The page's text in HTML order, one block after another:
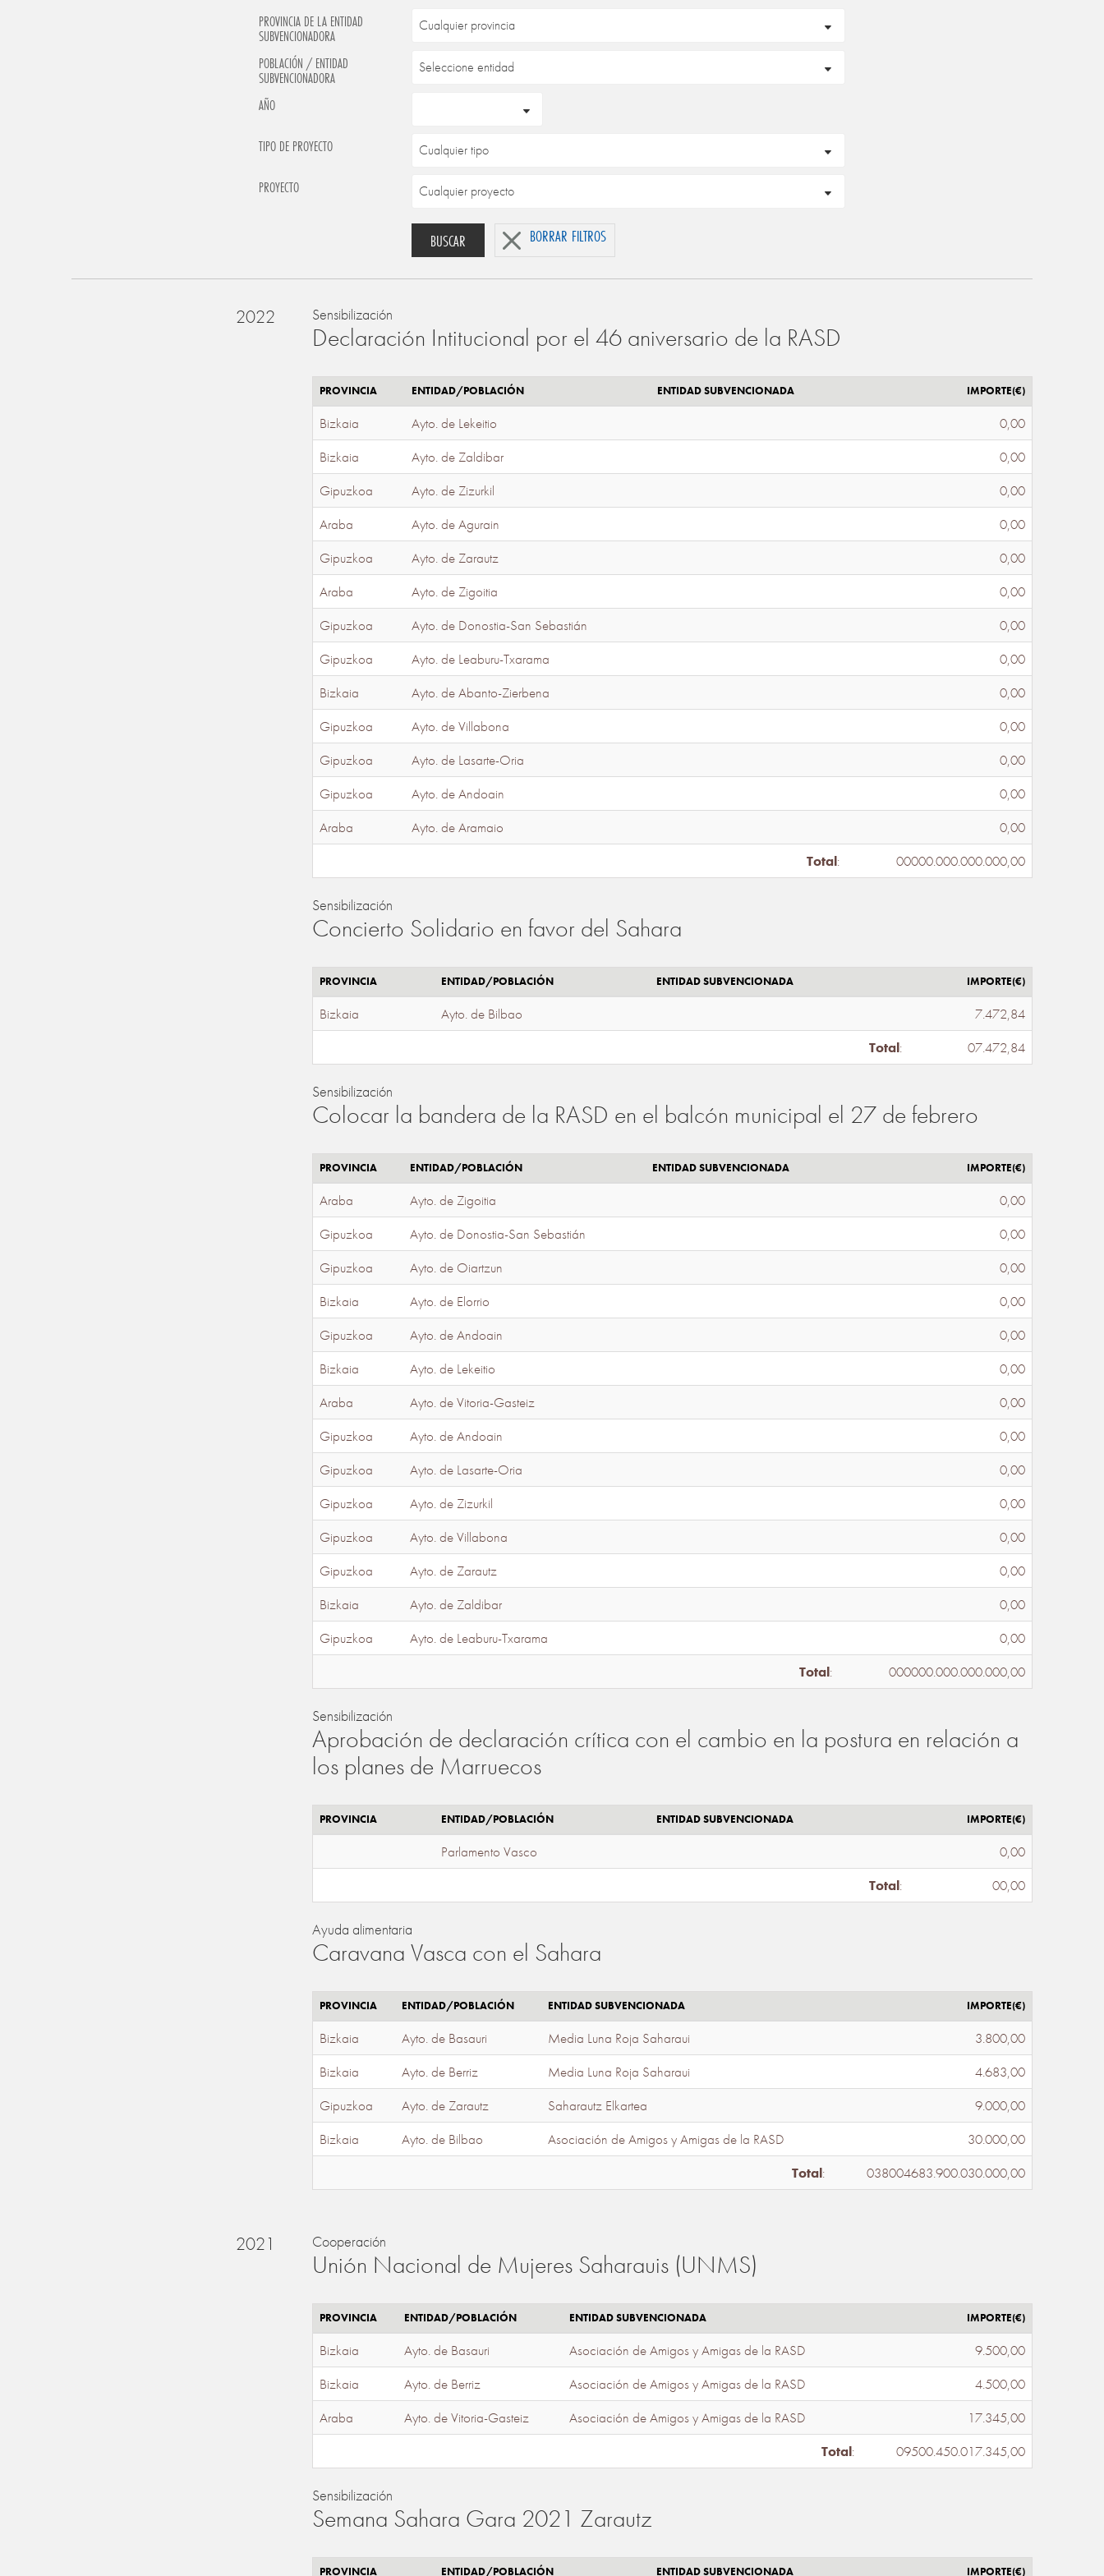
PROVINCIA DE LA ENTIDAD
SUBVENCIONADORA
POBLACIÓN / ENTIDAD
SUBVENCIONADORA
AÑO
TIPO DE PROYECTO
PROYECTO
BUSCAR BORRAR FILTROS
2022 Sensibilización
Declaración Intitucional por el 46 aniversario de la RASD
PROVINCIA ENTIDAD/POBLACIÓN ENTIDAD SUBVENCIONADA IMPORTE(€)
Bizkaia Ayto. de Lekeitio
0,00
Bizkaia
Ayto. de Zaldibar
0,00
Gipuzkoa
Ayto. de Zizurkil
0,00
Araba
Ayto. de Agurain
0,00
Gipuzkoa
Ayto. de Zarautz
0,00
Araba
Ayto. de Zigoitia
0,00
Gipuzkoa
Ayto. de Donostia-San Sebastián
0,00
Gipuzkoa
Ayto. de Leaburu-Txarama
0,00
Bizkaia
Ayto. de Abanto-Zierbena
0,00
Gipuzkoa
Ayto. de Villabona
0,00
Gipuzkoa
Ayto. de Lasarte-Oria
0,00
Gipuzkoa
Ayto. de Andoain
0,00
Araba
Ayto. de Aramaio
0,00
Total: 00000.000.000.000,00
Sensibilización
Concierto Solidario en favor del Sahara
PROVINCIA ENTIDAD/POBLACIÓN ENTIDAD SUBVENCIONADA IMPORTE(€)
Bizkaia Ayto. de Bilbao
7.472,84
Total: 07.472,84
Sensibilización
Colocar la bandera de la RASD en el balcón municipal el 27 de febrero
PROVINCIA ENTIDAD/POBLACIÓN ENTIDAD SUBVENCIONADA IMPORTE(€)
Araba Ayto. de Zigoitia
0,00
Gipuzkoa
Ayto. de Donostia-San Sebastián
0,00
Gipuzkoa
Ayto. de Oiartzun
0,00
Bizkaia
Ayto. de Elorrio
0,00
Gipuzkoa
Ayto. de Andoain
0,00
Bizkaia
Ayto. de Lekeitio
0,00
Araba
Ayto. de Vitoria-Gasteiz
0,00
Gipuzkoa
Ayto. de Andoain
0,00
Gipuzkoa
Ayto. de Lasarte-Oria
0,00
Gipuzkoa
Ayto. de Zizurkil
0,00
Gipuzkoa
Ayto. de Villabona
0,00
Gipuzkoa
Ayto. de Zarautz
0,00
Bizkaia
Ayto. de Zaldibar
0,00
Gipuzkoa
Ayto. de Leaburu-Txarama
0,00
Total: 000000.000.000.000,00
Sensibilización
Aprobación de declaración crítica con el cambio en la postura en relación a
los planes de Marruecos
PROVINCIA ENTIDAD/POBLACIÓN ENTIDAD SUBVENCIONADA IMPORTE(€)
Parlamento Vasco
0,00
Total: 00,00
Ayuda alimentaria
Caravana Vasca con el Sahara
PROVINCIA ENTIDAD/POBLACIÓN ENTIDAD SUBVENCIONADA IMPORTE(€)
Bizkaia Ayto. de Basauri Media Luna Roja Saharaui
3.800,00
Bizkaia
Ayto. de Berriz Media Luna Roja Saharaui
4.683,00
Gipuzkoa
Ayto. de Zarautz Saharautz Elkartea
9.000,00
Bizkaia
Ayto. de Bilbao Asociación de Amigos y Amigas de la RASD
30.000,00
Total: 038004683.900.030.000,00
2021 Cooperación
Unión Nacional de Mujeres Saharauis (UNMS)
PROVINCIA ENTIDAD/POBLACIÓN ENTIDAD SUBVENCIONADA IMPORTE(€)
Bizkaia Ayto. de Basauri Asociación de Amigos y Amigas de la RASD
9.500,00
Bizkaia
Ayto. de Berriz Asociación de Amigos y Amigas de la RASD
4.500,00
Araba
Ayto. de Vitoria-Gasteiz Asociación de Amigos y Amigas de la RASD
17.345,00
Total: 09500.450.017.345,00
Sensibilización
Semana Sahara Gara 2021 Zarautz
PROVINCIA ENTIDAD/POBLACIÓN ENTIDAD SUBVENCIONADA IMPORTE(€)